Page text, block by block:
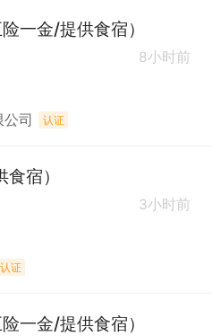
一金/提供食宿）
8小时前
司 认证
宿）
3小时前
认证
一金/提供食宿）